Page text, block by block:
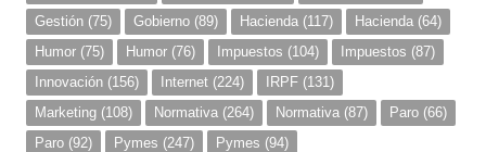
Gestión (75) Gobierno (89) Hacienda (117) Hacienda (64)
Humor (75) Humor (76) Impuestos (104) Impuestos (87)
Innovación (156) Internet (224) IRPF (131)
Marketing (108) Normativa (264) Normativa (87) Paro (66)
Paro (92) Pymes (247) Pymes (94)